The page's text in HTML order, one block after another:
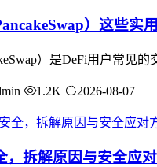
）这些实
）是DeFi用户常见
1.2K 2026-08-07
，拆解原因与安全应